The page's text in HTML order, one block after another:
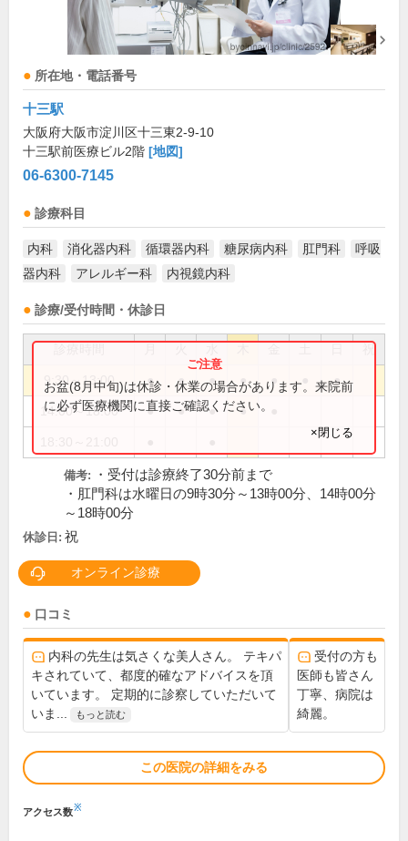
所在地・電話番号
十三駅
大阪府大阪市淀川区十三東2-9-10
十三駅前医療ビル2階 [地図]
06-6300-7145
診療科目
内科 消化器内科 循環器内科 糖尿病内科 肛門科
呼吸
器内科
アレルギー科 内視鏡内科
診療/受付時間・休診日
祝
9:30～13:00 ● ● ● ● ● ●
14:00～18:00 ● ● ● ●
お盆(8月中旬)は休診・休業の場合があります。来院前
に必ず医療機関に直接ご確認ください。
×閉じる
備考:
・受付は診療終了30分前まで
・肛門科は水曜日の9時30分～13時00分、14時00分
～18時00分
休診日: 祝
オンライン診療
口コミ
内科の先生は気さくな美人さん。 テキパ
キされていて、都度的確なアドバイスを頂
いています。 定期的に診察していただいて
いま...
もっと読む
受付の方も
医師も皆さん
丁寧、病院は
綺麗。
この医院の詳細をみる
アクセス数※